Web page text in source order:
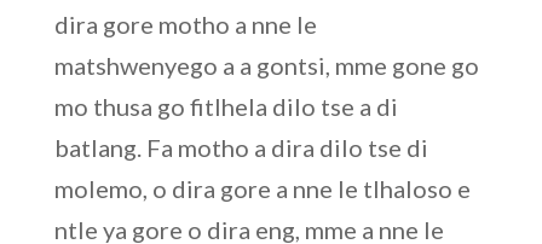
dira gore motho a nne le
matshwenyego a a gontsi, mme gone go
mo thusa go fitlhela dilo tse a di
batlang. Fa motho a dira dilo tse di
molemo, o dira gore a nne le tlhaloso e
ntle ya gore o dira eng, mme a nne le